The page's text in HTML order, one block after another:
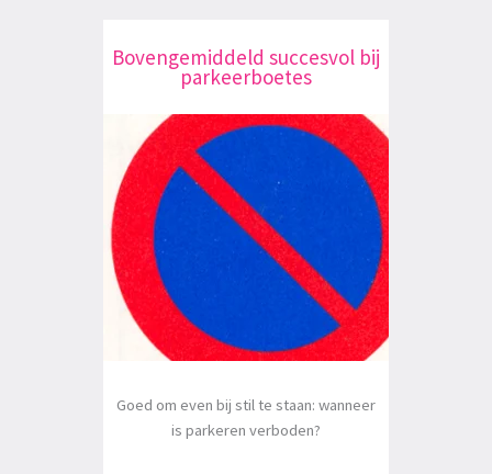
Bovengemiddeld succesvol bij
parkeerboetes
Goed om even bij stil te staan: wanneer
is parkeren verboden?